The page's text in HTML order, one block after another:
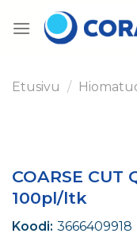
Etusivu /
COARSE CUT
100pl/ltk
Koodi: 3666409918